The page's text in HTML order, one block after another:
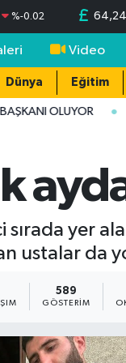
%-0.02
Video
Dünya Eğitim
OLUYOR
yer
ustalar da
589
GÖSTERIM